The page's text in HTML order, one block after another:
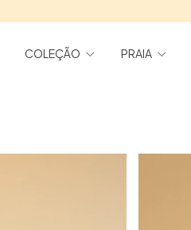
COLEÇÃO PRAIA